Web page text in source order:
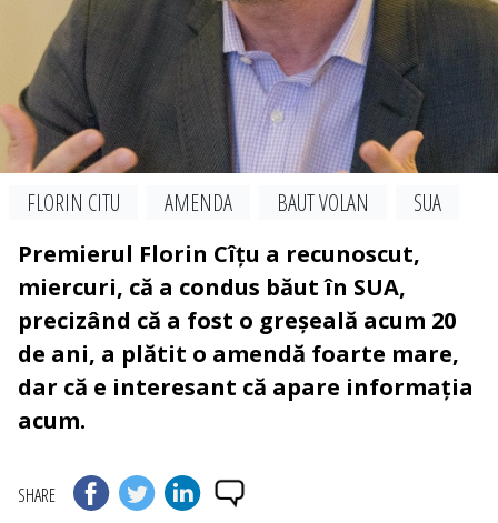
FLORIN CITU AMENDA BAUT VOLAN
SUA
Premierul Florin Cîțu a recunoscut,
miercuri, că a condus băut în SUA,
precizând că a fost o greșeală acum 20
de ani, a plătit o amendă foarte mare,
dar că e interesant că apare informația
acum.
SHARE